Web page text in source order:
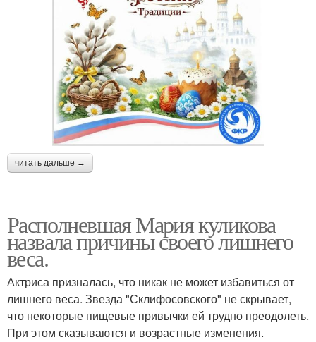
читать дальше →
Располневшая Мария куликова
назвала причины своего лишнего
веса.
Актриса призналась, что никак не может избавиться от
лишнего веса. Звезда "Склифосовского" не скрывает,
что некоторые пищевые привычки ей трудно преодолеть.
При этом сказываются и возрастные изменения.